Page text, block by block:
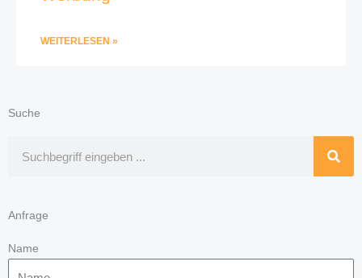
WEITERLESEN »
Suche
Anfrage
Name